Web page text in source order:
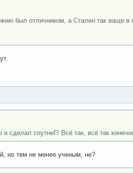
был отличником, а Стален так ваще в
сделал спутнеГ! Всё так, всё так
но тем не менее ученым, не?